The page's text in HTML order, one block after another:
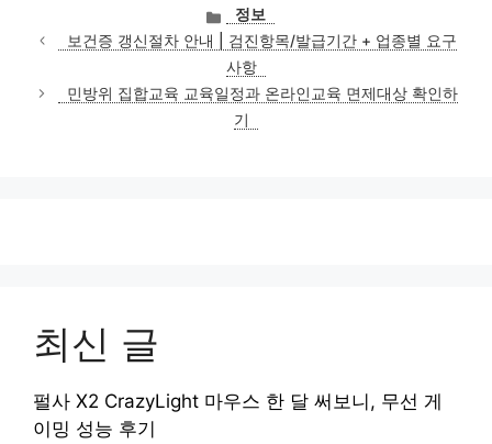
카
테
고
리
정보
보건증 갱신절차 안내 | 검진항목/발급기간 + 업종별 요구
사항
민방위 집합교육 교육일정과 온라인교육 면제대상 확인하
기
최신 글
펄사 X2 CrazyLight 마우스 한 달 써보니, 무선 게
이밍 성능 후기